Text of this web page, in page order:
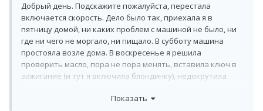
Добрый день. Подскажите пожалуйста, перестала
включается скорость. Дело было так, приехала я в
пятницу домой, ни каких проблем с машиной не было, ни
где ни чего не моргало, ни пищало. В субботу машина
простояла возле дома. В воскресенье я решила
проверить масло, пора не пора менять, вставила ключ в
зажигание (и тут я включила блондинку), недокрутила
так тупанула). Ключ один, брелок тоже. Пришлось
Показать